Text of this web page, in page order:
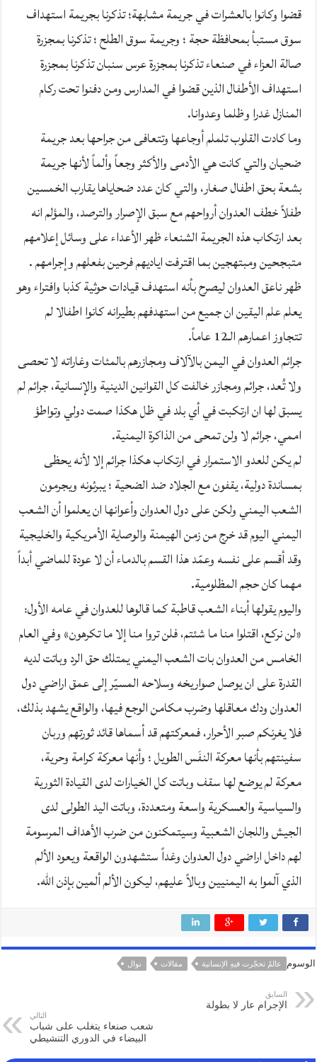
قضوا وكانوا بالعشرات في جريمة مشابهة؛ تذكرنا بجريمة استهداف
سوق مستبأ بمحافظة حجة ؛ وجريمة سوق الطلح ؛ تذكرنا بمجزرة
صالة العزاء في صنعاء تذكرنا بمجزرة عرس سنبان تذكرنا بمجزرة
استهداف الأطفال الذين قضوا في المدارس ومن دفنوا تحت ركام
المنازل غدرا وظلما وعدوانا.
وما كادت القلوب تلملم أوجاعها وتتعافى من جراحها بعد جريمة
ضحيان والتي كانت هي الأدمى والأكثر وجعاً وألماً لأنها جريمة
بشعة بحق اطفال صغار، والتي كان عدد ضحاياها يقارب الخمسين
طفلاً خطف العدوان أرواحهم مع سبق الإصرار والترصد، والمؤلم انه
بعد ارتكاب هذه الجريمة الشنعاء ظهر الأعداء على وسائل إعلامهم
متبجحين ومبتهجين بما اقترفت اياديهم فرحين بفعلهم وإجرامهم .
ظهر ناعق العدوان ليصرح بأنه استهدف قيادات حوثية كذبا وافتراء وهو
يعلم علم اليقين ان جميع من استهدفهم بطيرانه كانوا اطفالا لم
تتجاوز اعمارهم الـ12 عاماً.
جرائم العدوان في اليمن بالآلاف ومجازرهم بالمئات وغاراته لا تحصى
ولا تُعد، جرائم ومجازر خالفت كل القوانين الدينية والإنسانية، جرائم لم
يسبق لها ان ارتكبت في أي بلد في ظل هكذا صمت دولي وتواطؤ
اممي، جرائم لا ولن تمحى من الذاكرة اليمنية.
لم يكن للعدو الاستمرار في ارتكاب هكذا جرائم إلا لأنه يحظى
بمساندة دولية، يقفون مع الجلاد ضد الضحية ؛ يبرئونه ويجرمون
الشعب اليمني ولكن على دول العدوان وأعوانها ان يعلموا أن الشعب
اليمني اليوم قد خرج من زمن الهيمنة والوصاية الأمريكية والخليجية
وقد أقسم على نفسه وعمّد هذا القسم بالدماء أن لا عودة للماضي أبداً
مهما كان حجم المظلومية.
واليوم يقولها أبناء الشعب قاطبة كما قالوها للعدوان في عامه الأول:
«لن نركع، اقتلوا منا ما شئتم، فلن تروا منا إلا ما تكرهون» وفي العام
الخامس من العدوان بات الشعب اليمني يمتلك حق الرد وباتت لديه
القدرة على ان يوصل صواريخه وسلاحه المسيّر إلى عمق اراضي دول
العدوان ودك معاقلها وضرب مكامن الوجع فيها، والواقع يشهد بذلك،
فلا يغرنكم صبر الأحرار، فمعركتهم قد أسماها قائد ثورتهم وربان
سفينتهم بأنها معركة النفَس الطويل ؛ وأنها معركة كرامة وحرية،
معركة لم يوضع لها سقف وباتت كل الخيارات لدى القيادة الثورية
والسياسية والعسكرية واسعة ومتعددة، وباتت اليد الطولى لدى
الجيش واللجان الشعبية وسيتمكنون من ضرب الأهداف المرسومة
لهم داخل اراضي دول العدوان وغداً ستشهدون الواقعة ويعود الألم
الذي آلموا به اليمنيين وبالاً عليهم، ليكون الألم ألمين بإذن الله.
الوسوم عالمٌ تحجّرت فيهِ الإنسانية مقالات نوال
السابق
الإجرام عار لا بطولة
التالي
شعب صنعاء يتغلب على شباب
البيضاء في الدوري التنشيطي